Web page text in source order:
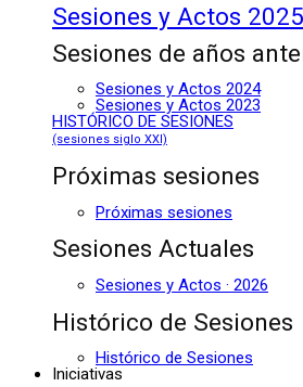
Sesiones y Actos 2025
Sesiones de años
Sesiones y Actos 2024
Sesiones y Actos 2023
HISTÓRICO DE SESIONES
(sesiones siglo XXI)
Próximas sesiones
Próximas sesiones
Sesiones Actuales
Sesiones y Actos · 2026
Histórico de Sesiones
Histórico de Sesiones
Iniciativas